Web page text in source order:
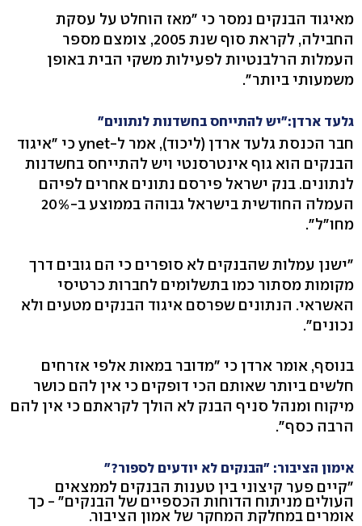
מאיגוד הבנקים נמסר כי "מאז הוחלט על עסקת
החבילה, לקראת סוף שנת 2005, צומצם מספר
העמלות הרלבנטיות לפעילות משקי הבית באופן
משמעותי ביותר".
גלעד ארדן:"יש להתייחס בחשדנות לנתונים"
חבר הכנסת גלעד ארדן (ליכוד), אמר ל-ynet כי "איגוד
הבנקים הוא גוף אינטרסנטי ויש להתייחס בחשדנות
לנתונים. בנק ישראל פירסם נתונים אחרים לפיהם
העמלה החודשית בישראל גבוהה בממוצע ב-20%
מחו"ל".
"ישנן עמלות שהבנקים לא סופרים כי הם גובים דרך
מקומות מסתור כמו בתשלומים לחברות כרטיסי
האשראי. הנתונים שפרסם איגוד הבנקים מטעים ולא
נכונים".
בנוסף, אומר ארדן כי "מדובר במאות אלפי אזרחים
חלשים ביותר שאותם הכי דופקים כי אין להם כושר
מיקוח ומנהל סניף הבנק לא הולך לקראתם כי אין להם
הרבה כסף".
אימון הציבור: "הבנקים לא יודעים לספור?"
"קיים פער קיצוני בין טענות הבנקים לממצאים
העולים מניתוח הדוחות הכספיים של הבנקים" - כך
אומרים במחלקת המחקר של אמון הציבור.